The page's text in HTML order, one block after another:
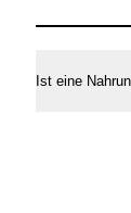
Ist eine